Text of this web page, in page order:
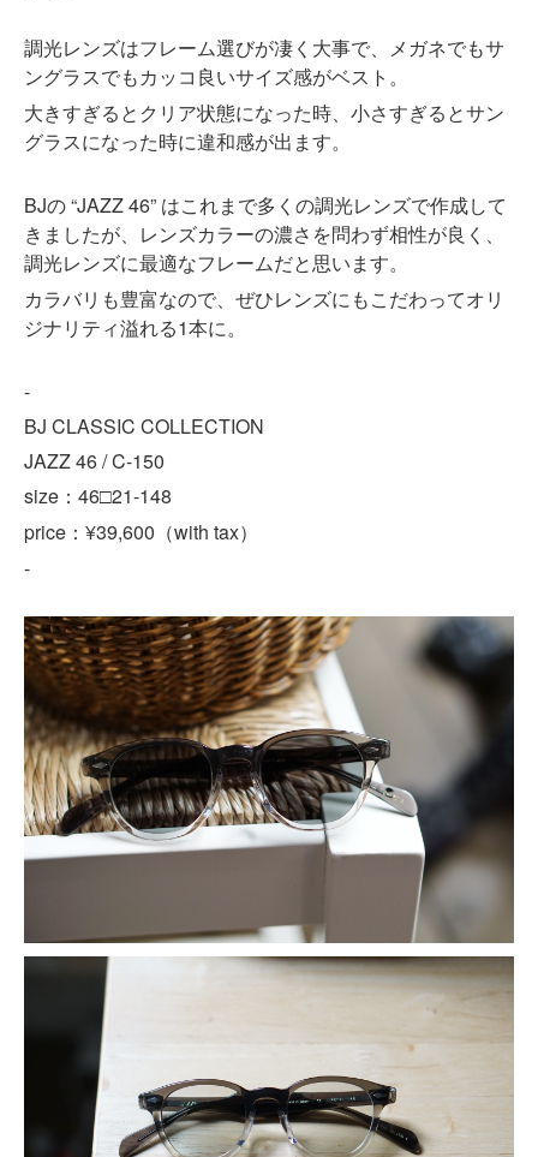
調光レンズはフレーム選びが凄く大事で、メガネでもサ
ングラスでもカッコ良いサイズ感がベスト。
大きすぎるとクリア状態になった時、小さすぎるとサン
グラスになった時に違和感が出ます。
BJの “JAZZ 46” はこれまで多くの調光レンズで作成して
きましたが、レンズカラーの濃さを問わず相性が良く、
調光レンズに最適なフレームだと思います。
カラバリも豊富なので、ぜひレンズにもこだわってオリ
ジナリティ溢れる1本に。
-
BJ CLASSIC COLLECTION
JAZZ 46 / C-150
size：46□21-148
price：¥39,600（with tax）
-